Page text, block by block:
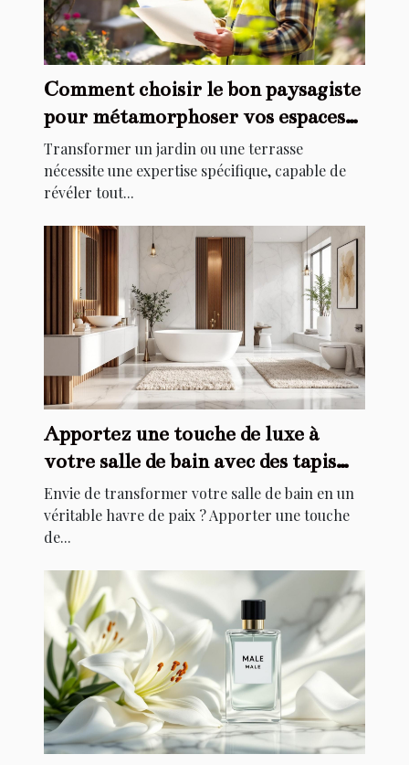
Comment choisir le bon paysagiste
pour métamorphoser vos espaces
extérieurs ?
Transformer un jardin ou une terrasse
nécessite une expertise spécifique, capable de
révéler tout...
Apportez une touche de luxe à
votre salle de bain avec des tapis
élégants
Envie de transformer votre salle de bain en un
véritable havre de paix ? Apporter une touche
de...